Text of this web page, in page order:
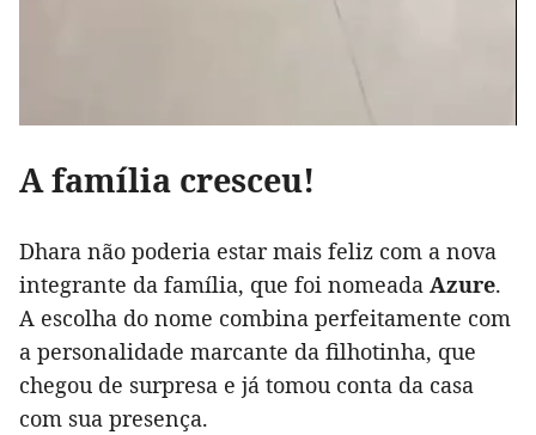
A família cresceu!
Dhara não poderia estar mais feliz com a nova
integrante da família, que foi nomeada Azure.
A escolha do nome combina perfeitamente com
a personalidade marcante da filhotinha, que
chegou de surpresa e já tomou conta da casa
com sua presença.